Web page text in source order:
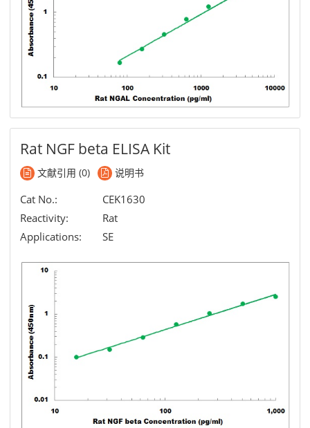
Rat NGF beta ELISA Kit
文献引用 (0) 说明书
Cat No.:
CEK1630
Reactivity:
Rat
Applications:
SE